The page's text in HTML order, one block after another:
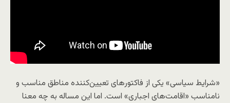
«شرایط سیاسی» یکی از فاکتورهای تعیین‌کننده مناطق مناسب و
نامناسب «اقامت‌های اجباری» است. اما این مساله به چه معنا